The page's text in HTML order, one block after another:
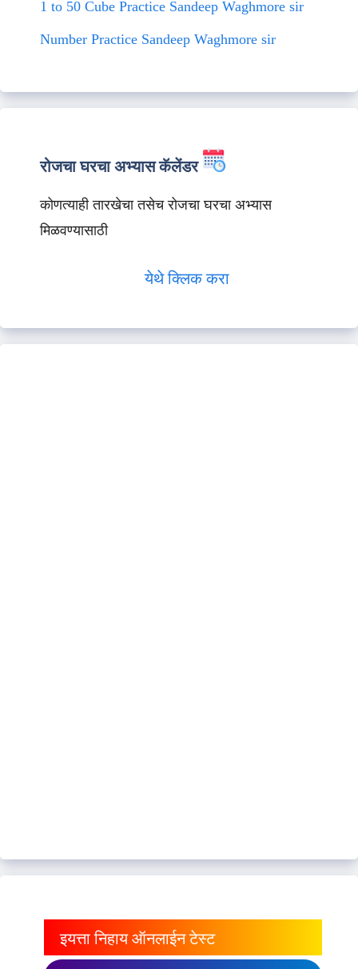
1 to 50 Cube Practice Sandeep Waghmore sir
Number Practice Sandeep Waghmore sir
रोजचा घरचा अभ्यास कॅलेंडर
कोणत्याही तारखेचा तसेच रोजचा घरचा अभ्यास
मिळवण्यासाठी
येथे क्लिक करा
इयत्ता निहाय ऑनलाईन टेस्ट